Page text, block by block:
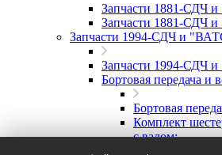
Запчасти 1881-СДЧ
Запчасти 1881-СДЧ
Запчасти 1994-СДЧ и
Запчасти 1994-СДЧ
Бортовая передача и
Бортовая
Комплект
с валом: